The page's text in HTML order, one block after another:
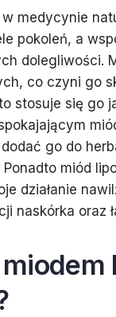
medycynie
pokoleń, a
dolegliwości.
co czyni go
stosuje się go
go do
miód
działanie
naskórka oraz